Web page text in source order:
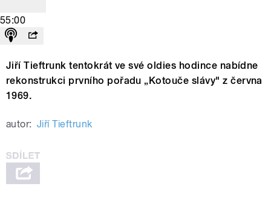
55:00
Jiří Tieftrunk tentokrát ve své oldies hodince nabídne
rekonstrukci prvního pořadu „Kotouče slávy" z června
1969.
autor: Jiří Tieftrunk